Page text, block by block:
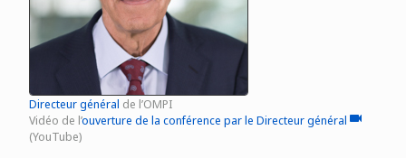
Directeur général de l’OMPI
Vidéo de l’ouverture de la conférence par le Directeur général video
(YouTube)